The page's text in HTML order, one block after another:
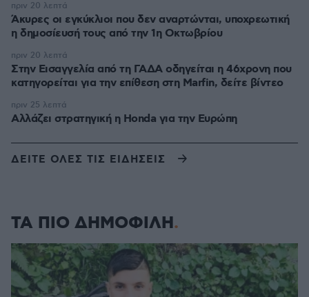
Άκυρες οι εγκύκλιοι που δεν αναρτώνται, υποχρεωτική
η δημοσίευσή τους από την 1η Οκτωβρίου
πριν 20 λεπτά
Στην Εισαγγελία από τη ΓΑΔΑ οδηγείται η 46χρονη που
κατηγορείται για την επίθεση στη Marfin, δείτε βίντεο
πριν 20 λεπτά
Αλλάζει στρατηγική η Honda για την Ευρώπη
πριν 25 λεπτά
ΔΕΙΤΕ ΟΛΕΣ ΤΙΣ ΕΙΔΗΣΕΙΣ
ΤΑ ΠΙΟ ΔΗΜΟΦΙΛΗ